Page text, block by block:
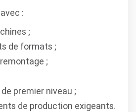
:
;
de formats ;
;
premier niveau ;
de production exigeants.